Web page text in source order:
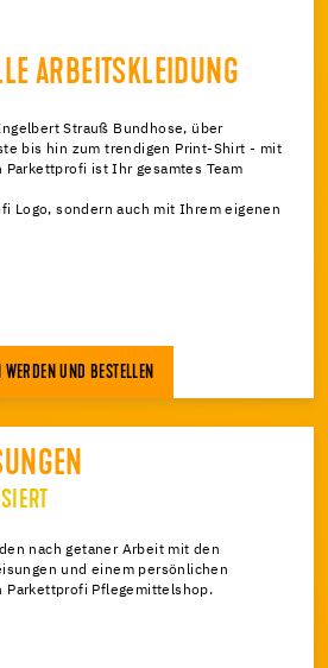
ARBEITSKLEIDUNG
Strauß Bundhose, über
bis hin zum trendigen Print-Shirt - mit
ist Ihr gesamtes Team
Logo, sondern auch mit Ihrem eigenen
WERDEN UND BESTELLEN
nach getaner Arbeit mit den
und einem persönlichen
Parkettprofi Pflegemittelshop.